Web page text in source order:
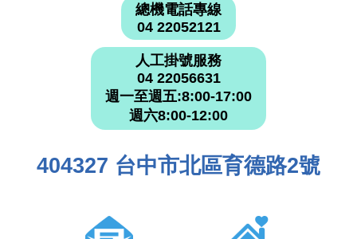
總機電話專線
04 22052121
人工掛號服務
04 22056631
週一至週五:8:00-17:00
週六8:00-12:00
404327 台中市北區育德路2號